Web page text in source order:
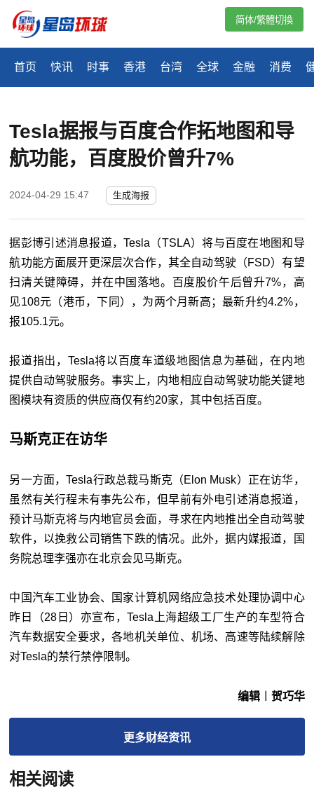
首页 快讯 时事 香港 台湾 全球 金融 消费
简体/繁體切換
Tesla据报与百度合作拓地图和导
航功能，百度股价曾升7%
2024-04-29 15:47 生成海报
据彭博引述消息报道，Tesla（TSLA）将与百度在地图和导
航功能方面展开更深层次合作，其全自动驾驶（FSD）有望
扫清关键障碍，并在中国落地。百度股价午后曾升7%，高
见108元（港币，下同），为两个月新高；最新升约4.2%，
报105.1元。
报道指出，Tesla将以百度车道级地图信息为基础，在内地
提供自动驾驶服务。事实上，内地相应自动驾驶功能关键地
图模块有资质的供应商仅有约20家，其中包括百度。
马斯克正在访华
另一方面，Tesla行政总裁马斯克（Elon Musk）正在访华，
虽然有关行程未有事先公布，但早前有外电引述消息报道，
预计马斯克将与内地官员会面，寻求在内地推出全自动驾驶
软件，以挽救公司销售下跌的情况。此外，据内媒报道，国
务院总理李强亦在北京会见马斯克。
中国汽车工业协会、国家计算机网络应急技术处理协调中心
昨日（28日）亦宣布，Tesla上海超级工厂生产的车型符合
汽车数据安全要求，各地机关单位、机场、高速等陆续解除
对Tesla的禁行禁停限制。
编辑︱贺巧华
更多财经资讯
相关阅读